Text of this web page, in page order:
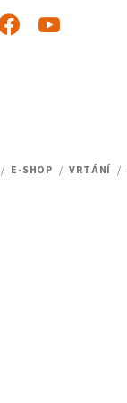
DOMŮ
/ E-SHOP / VRTÁNÍ /